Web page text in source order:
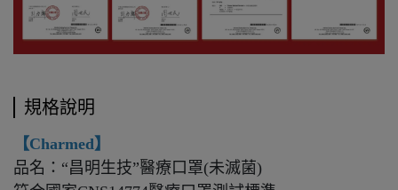
規格說明
【Charmed】
品名：“昌明生技”醫療口罩(未滅菌)